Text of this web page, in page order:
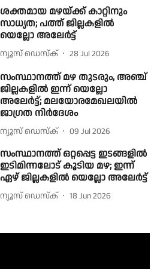
ശക്തമായ മഴയ്ക്ക് കാറ്റിനും
സാധ്യത; പത്ത് ജില്ലകളിൽ
യെല്ലോ അലേർട്ട്
ന്യൂസ് ഡെസ്ക് 28 Jul 2026
സംസ്ഥാനത്ത് മഴ തുടരും, അഞ്ച്
ജില്ലകളിൽ ഇന്ന് യെല്ലോ
അലേർട്ട്; മലയോരമേഖലയിൽ
ജാഗ്രത നിർദേശം
ന്യൂസ് ഡെസ്ക് 09 Jul 2026
സംസ്ഥാനത്ത് ഒറ്റപ്പെട്ട ഇടങ്ങളിൽ
ഇടിമിന്നലോട് കൂടിയ മഴ; ഇന്ന്
ഏഴ് ജില്ലകളിൽ യെല്ലോ അലേർട്ട്
ന്യൂസ് ഡെസ്ക് 18 Jun 2026